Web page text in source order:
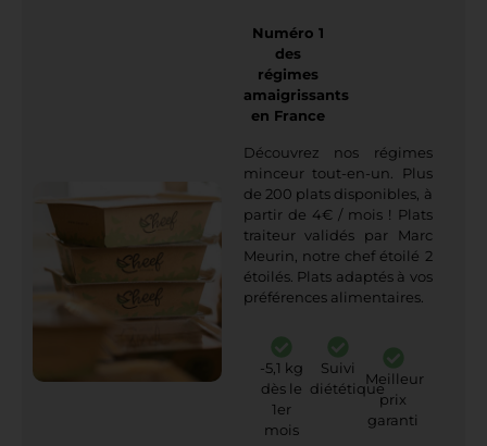
Numéro 1
des
régimes
amaigrissants
en France
Découvrez nos régimes
minceur tout-en-un. Plus
de 200 plats disponibles, à
partir de 4€ / mois ! Plats
traiteur validés par Marc
Meurin, notre chef étoilé 2
étoilés. Plats adaptés à vos
préférences alimentaires.
-5,1 kg
dès le
1er
mois
Suivi
diététique
Meilleur
prix
garanti